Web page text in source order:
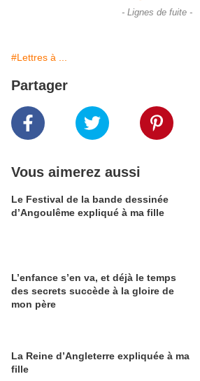
- Lignes de fuite -
#Lettres à ...
Partager
Vous aimerez aussi
Le Festival de la bande dessinée
d’Angoulême expliqué à ma fille
L’enfance s’en va, et déjà le temps
des secrets succède à la gloire de
mon père
La Reine d’Angleterre expliquée à ma
fille